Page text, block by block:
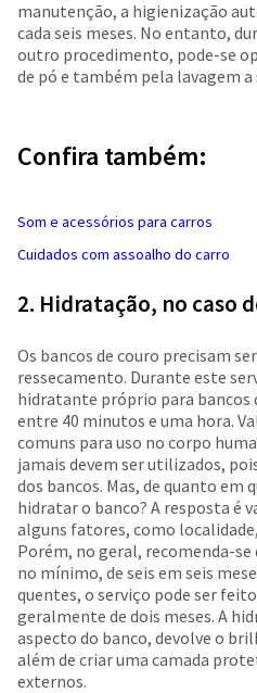
manutenção, a higienização
cada seis meses. No entanto,
outro procedimento, pode-se
de pó e também pela lavagem a
Confira também:
Som e acessórios para carros
Cuidados com assoalho do carro
2. Hidratação, no caso
Os bancos de couro precisam
ressecamento. Durante este
hidratante próprio para bancos
entre 40 minutos e uma hora.
comuns para uso no corpo
jamais devem ser utilizados,
dos bancos. Mas, de quanto em
hidratar o banco? A resposta é
alguns fatores, como
Porém, no geral, recomenda-se
no mínimo, de seis em seis
quentes, o serviço pode ser
geralmente de dois meses. A
aspecto do banco, devolve o
além de criar uma camada
externos.